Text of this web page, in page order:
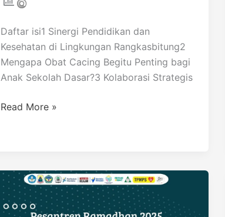
Daftar isi1 Sinergi Pendidikan dan
Kesehatan di Lingkungan Rangkasbitung2
Mengapa Obat Cacing Begitu Penting bagi
Anak Sekolah Dasar?3 Kolaborasi Strategis
Read More »
Sosialisasi
Literasi
Zakat